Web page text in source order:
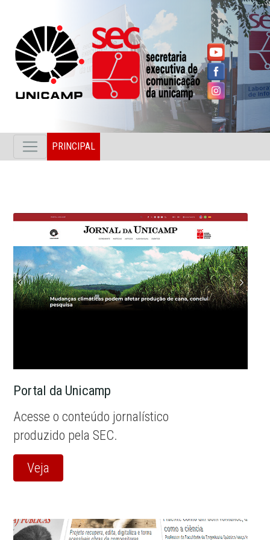
PRINCIPAL
Portal da Unicamp
Acesse o conteúdo jornalístico
produzido pela SEC.
Veja